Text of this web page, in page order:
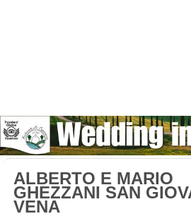
ALBERTO E MARIO
GHEZZANI SAN
VENA